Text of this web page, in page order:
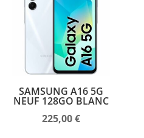
SAMSUNG A16 5G
NEUF 128GO BLANC
225,00€